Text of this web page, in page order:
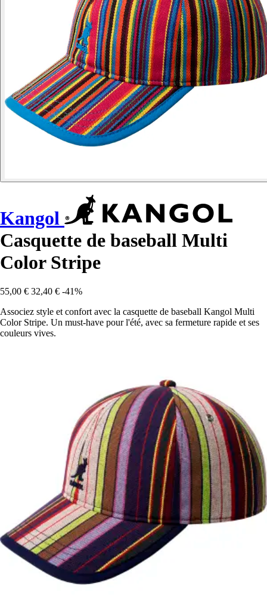
Kangol
Casquette de baseball Multi
Color Stripe
55,00 € 32,40 € -41%
Associez style et confort avec la casquette de baseball Kangol Multi
Color Stripe. Un must-have pour l'été, avec sa fermeture rapide et ses
couleurs vives.